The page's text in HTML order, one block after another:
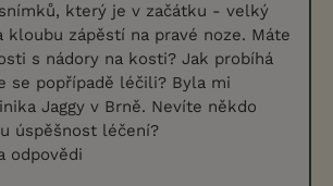
který je v začátku - velký
kloubu zápěstí na pravé noze. Máte
s nádory na kosti? Jak probíhá
se popřípadě léčili? Byla mi
Jaggy v Brně. Nevíte někdo
úspěšnost léčení?
odpovědi